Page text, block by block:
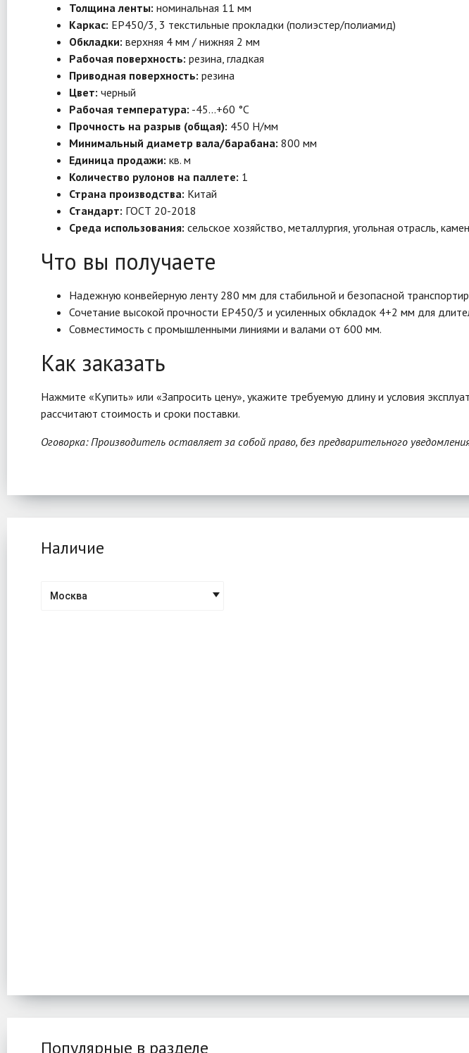
Толщина ленты: номинальная 11 мм
Каркас: EP450/3, 3 текстильные прокладки (полиэстер/полиамид)
Обкладки: верхняя 4 мм / нижняя 2 мм
Рабочая поверхность: резина, гладкая
Приводная поверхность: резина
Цвет: черный
Рабочая температура: -45…+60 °C
Прочность на разрыв (общая): 450 Н/мм
Минимальный диаметр вала/барабана: 800 мм
Единица продажи: кв. м
Количество рулонов на паллете: 1
Страна производства: Китай
Стандарт: ГОСТ 20-2018
Среда использования: сельское хозяйство, металлургия, угольная отрасль,
Что вы получаете
Надежную конвейерную ленту 280 мм для стабильной и безопасной
Сочетание высокой прочности EP450/3 и усиленных обкладок 4+2 мм для
Совместимость с промышленными линиями и валами от 600 мм.
Как заказать
Нажмите «Купить» или «Запросить цену», укажите требуемую длину и условия
рассчитают стоимость и сроки поставки.
Оговорка: Производитель оставляет за собой право, без предварительного
Наличие
Москва
Популярные в разделе